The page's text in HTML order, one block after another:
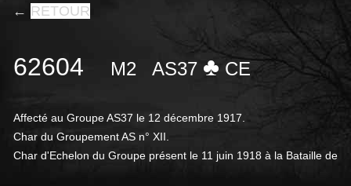
← RETOUR
62604 M2 AS37 ♣ CE
Affecté au Groupe AS37 le 12 décembre 1917.
Char du Groupement AS n° XII.
Char d'Echelon du Groupe présent le 11 juin 1918 à la Bataille de